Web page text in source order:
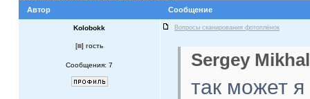
Автор
Сообщение
Kolobokk Вопросы сканирования фотоплёнок
[ ] гость
Сообщения: 7 Sergey
так может я